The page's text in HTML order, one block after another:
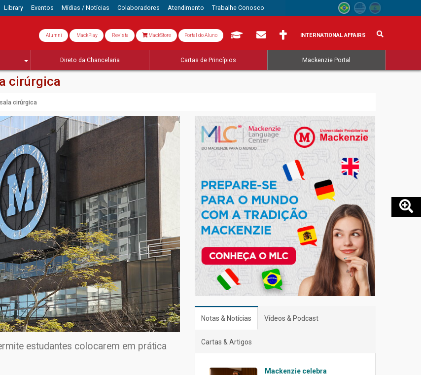
Library Eventos Mídias / Notícias Colaboradores Atendimento Trabalhe Conosco
Alumni MackPlay Revista MackStore Portal do Aluno INTERNATIONAL AFFAIRS
Direto da Chancelaria Cartas de Princípios Mackenzie Portal
cirúrgica
cirúrgica
estudantes colocarem em prática
Notas & Notícias Vídeos & Podcast
Cartas & Artigos
Mackenzie celebra